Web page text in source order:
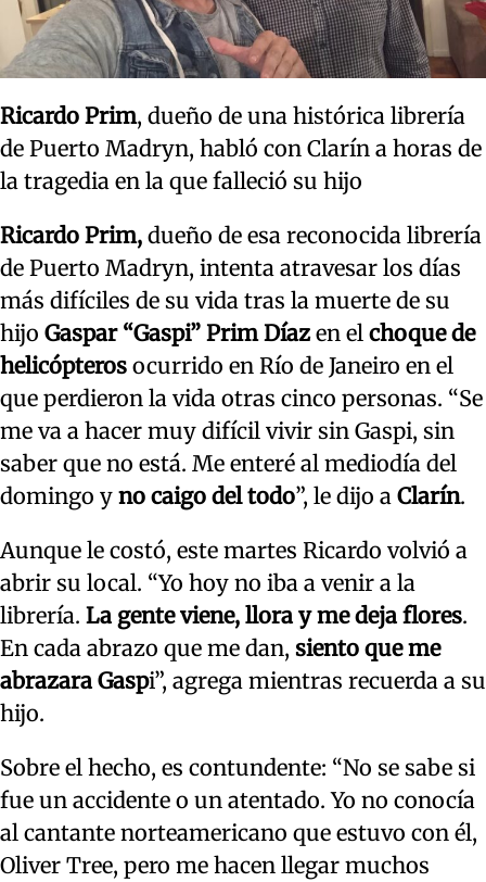
Ricardo Prim, dueño de una histórica librería
de Puerto Madryn, habló con Clarín a horas de
la tragedia en la que falleció su hijo
Ricardo Prim, dueño de esa reconocida librería
de Puerto Madryn, intenta atravesar los días
más difíciles de su vida tras la muerte de su
hijo Gaspar “Gaspi” Prim Díazen el choque de
helicópteros ocurrido en Río de Janeiro en el
que perdieron la vida otras cinco personas. “Se
me va a hacer muy difícil vivir sin Gaspi, sin
saber que no está. Me enteré al mediodía del
domingo y no caigo del todo”, le dijo a Clarín.
Aunque le costó, este martes Ricardo volvió a
abrir su local. “Yo hoy no iba a venir a la
librería. La gente viene, llora y me deja flores.
En cada abrazo que me dan, siento que me
abrazara Gaspi”, agrega mientras recuerda a su
hijo.
Sobre el hecho, es contundente: “No se sabe si
fue un accidente o un atentado. Yo no conocía
al cantante norteamericano que estuvo con él,
Oliver Tree, pero me hacen llegar muchos